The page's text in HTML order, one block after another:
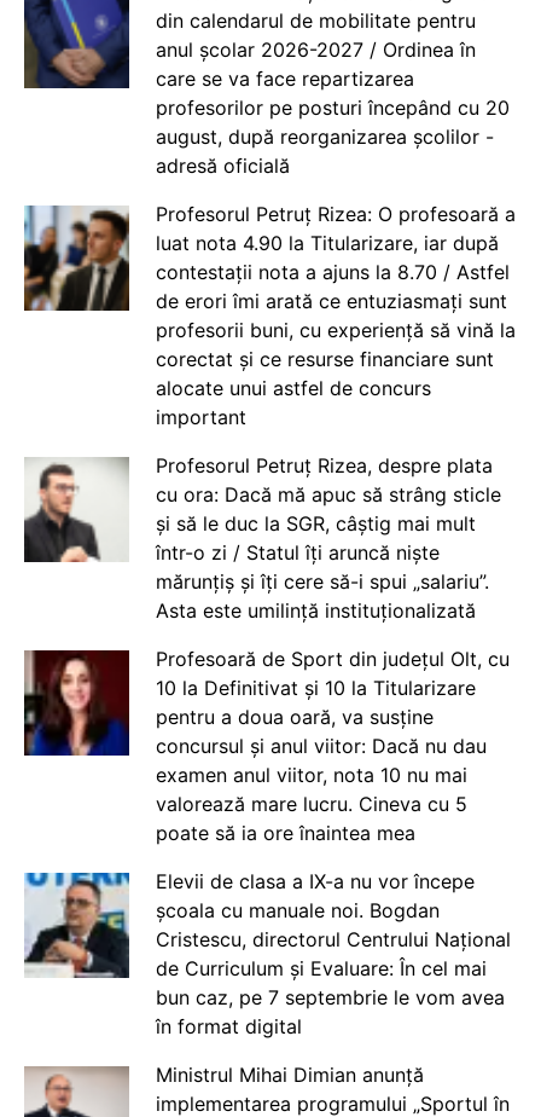
din calendarul de mobilitate pentru
anul școlar 2026-2027 / Ordinea în
care se va face repartizarea
profesorilor pe posturi începând cu 20
august, după reorganizarea școlilor -
adresă oficială
Profesorul Petruț Rizea: O profesoară a
luat nota 4.90 la Titularizare, iar după
contestații nota a ajuns la 8.70 / Astfel
de erori îmi arată ce entuziasmați sunt
profesorii buni, cu experiență să vină la
corectat și ce resurse financiare sunt
alocate unui astfel de concurs
important
Profesorul Petruț Rizea, despre plata
cu ora: Dacă mă apuc să strâng sticle
și să le duc la SGR, câștig mai mult
într-o zi / Statul îți aruncă niște
mărunțiș și îți cere să-i spui „salariu”.
Asta este umilință instituționalizată
Profesoară de Sport din județul Olt, cu
10 la Definitivat și 10 la Titularizare
pentru a doua oară, va susține
concursul și anul viitor: Dacă nu dau
examen anul viitor, nota 10 nu mai
valorează mare lucru. Cineva cu 5
poate să ia ore înaintea mea
Elevii de clasa a IX-a nu vor începe
școala cu manuale noi. Bogdan
Cristescu, directorul Centrului Național
de Curriculum și Evaluare: În cel mai
bun caz, pe 7 septembrie le vom avea
în format digital
Ministrul Mihai Dimian anunță
implementarea programului „Sportul în